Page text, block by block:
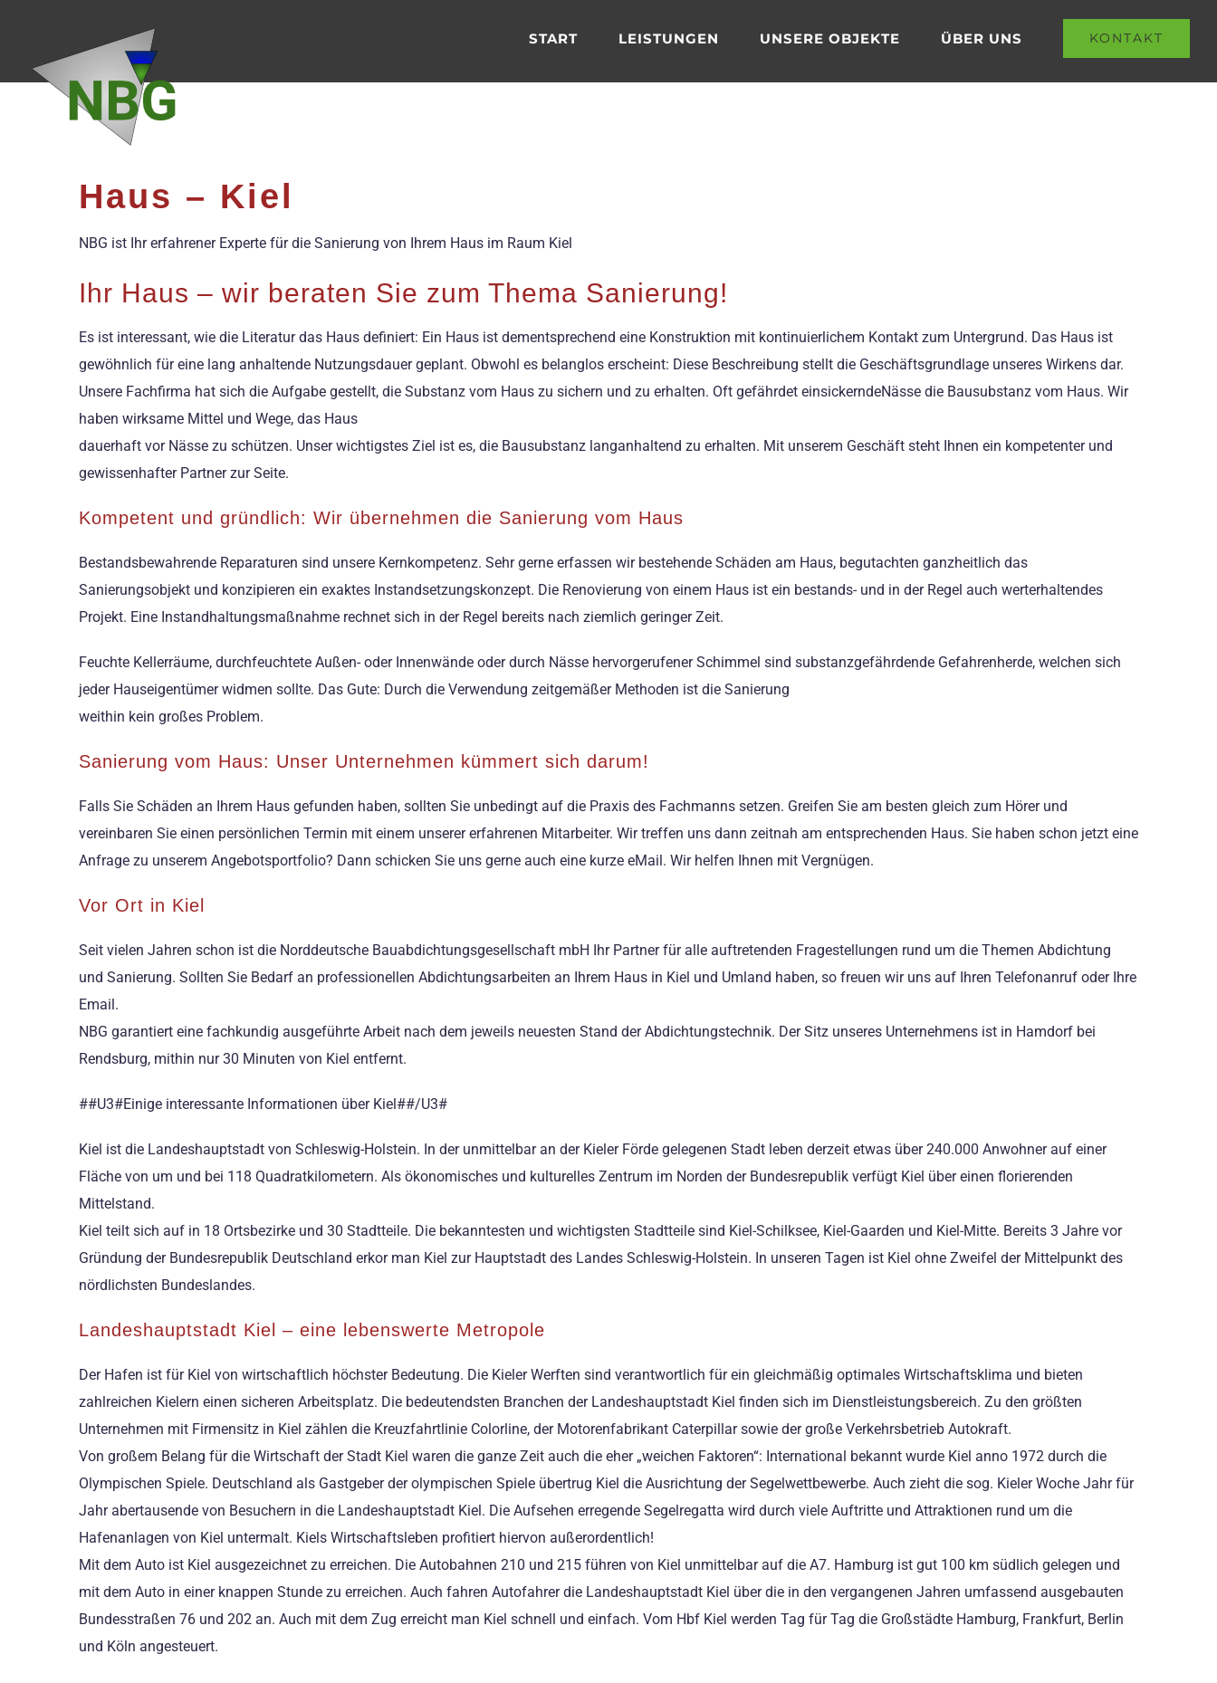
springen
START LEISTUNGEN UNSERE OBJEKTE ÜBER UNS KONTAKT
Haus – Kiel
NBG ist Ihr erfahrener Experte für die Sanierung von Ihrem Haus im Raum Kiel
Ihr Haus – wir beraten Sie zum Thema Sanierung!
Es ist interessant, wie die Literatur das Haus definiert: Ein Haus ist dementsprechend eine Konstruktion mit kontinuierlichem Kontakt zum Untergrund. Das Haus ist
gewöhnlich für eine lang anhaltende Nutzungsdauer geplant. Obwohl es belanglos erscheint: Diese Beschreibung stellt die Geschäftsgrundlage unseres Wirkens dar.
Unsere Fachfirma hat sich die Aufgabe gestellt, die Substanz vom Haus zu sichern und zu erhalten. Oft gefährdet einsickerndeNässe die Bausubstanz vom Haus. Wir
haben wirksame Mittel und Wege, das Haus
dauerhaft vor Nässe zu schützen. Unser wichtigstes Ziel ist es, die Bausubstanz langanhaltend zu erhalten. Mit unserem Geschäft steht Ihnen ein kompetenter und
gewissenhafter Partner zur Seite.
Kompetent und gründlich: Wir übernehmen die Sanierung vom Haus
Bestandsbewahrende Reparaturen sind unsere Kernkompetenz. Sehr gerne erfassen wir bestehende Schäden am Haus, begutachten ganzheitlich das
Sanierungsobjekt und konzipieren ein exaktes Instandsetzungskonzept. Die Renovierung von einem Haus ist ein bestands- und in der Regel auch werterhaltendes
Projekt. Eine Instandhaltungsmaßnahme rechnet sich in der Regel bereits nach ziemlich geringer Zeit.
Feuchte Kellerräume, durchfeuchtete Außen- oder Innenwände oder durch Nässe hervorgerufener Schimmel sind substanzgefährdende Gefahrenherde, welchen sich
jeder Hauseigentümer widmen sollte. Das Gute: Durch die Verwendung zeitgemäßer Methoden ist die Sanierung
weithin kein großes Problem.
Sanierung vom Haus: Unser Unternehmen kümmert sich darum!
Falls Sie Schäden an Ihrem Haus gefunden haben, sollten Sie unbedingt auf die Praxis des Fachmanns setzen. Greifen Sie am besten gleich zum Hörer und
vereinbaren Sie einen persönlichen Termin mit einem unserer erfahrenen Mitarbeiter. Wir treffen uns dann zeitnah am entsprechenden Haus. Sie haben schon jetzt eine
Anfrage zu unserem Angebotsportfolio? Dann schicken Sie uns gerne auch eine kurze eMail. Wir helfen Ihnen mit Vergnügen.
Vor Ort in Kiel
Seit vielen Jahren schon ist die Norddeutsche Bauabdichtungsgesellschaft mbH Ihr Partner für alle auftretenden Fragestellungen rund um die Themen Abdichtung
und Sanierung. Sollten Sie Bedarf an professionellen Abdichtungsarbeiten an Ihrem Haus in Kiel und Umland haben, so freuen wir uns auf Ihren Telefonanruf oder Ihre
Email.
NBG garantiert eine fachkundig ausgeführte Arbeit nach dem jeweils neuesten Stand der Abdichtungstechnik. Der Sitz unseres Unternehmens ist in Hamdorf bei
Rendsburg, mithin nur 30 Minuten von Kiel entfernt.
##U3#Einige interessante Informationen über Kiel##/U3#
Kiel ist die Landeshauptstadt von Schleswig-Holstein. In der unmittelbar an der Kieler Förde gelegenen Stadt leben derzeit etwas über 240.000 Anwohner auf einer
Fläche von um und bei 118 Quadratkilometern. Als ökonomisches und kulturelles Zentrum im Norden der Bundesrepublik verfügt Kiel über einen florierenden
Mittelstand.
Kiel teilt sich auf in 18 Ortsbezirke und 30 Stadtteile. Die bekanntesten und wichtigsten Stadtteile sind Kiel-Schilksee, Kiel-Gaarden und Kiel-Mitte. Bereits 3 Jahre vor
Gründung der Bundesrepublik Deutschland erkor man Kiel zur Hauptstadt des Landes Schleswig-Holstein. In unseren Tagen ist Kiel ohne Zweifel der Mittelpunkt des
nördlichsten Bundeslandes.
Landeshauptstadt Kiel – eine lebenswerte Metropole
Der Hafen ist für Kiel von wirtschaftlich höchster Bedeutung. Die Kieler Werften sind verantwortlich für ein gleichmäßig optimales Wirtschaftsklima und bieten
zahlreichen Kielern einen sicheren Arbeitsplatz. Die bedeutendsten Branchen der Landeshauptstadt Kiel finden sich im Dienstleistungsbereich. Zu den größten
Unternehmen mit Firmensitz in Kiel zählen die Kreuzfahrtlinie Colorline, der Motorenfabrikant Caterpillar sowie der große Verkehrsbetrieb Autokraft.
Von großem Belang für die Wirtschaft der Stadt Kiel waren die ganze Zeit auch die eher „weichen Faktoren“: International bekannt wurde Kiel anno 1972 durch die
Olympischen Spiele. Deutschland als Gastgeber der olympischen Spiele übertrug Kiel die Ausrichtung der Segelwettbewerbe. Auch zieht die sog. Kieler Woche Jahr für
Jahr abertausende von Besuchern in die Landeshauptstadt Kiel. Die Aufsehen erregende Segelregatta wird durch viele Auftritte und Attraktionen rund um die
Hafenanlagen von Kiel untermalt. Kiels Wirtschaftsleben profitiert hiervon außerordentlich!
Mit dem Auto ist Kiel ausgezeichnet zu erreichen. Die Autobahnen 210 und 215 führen von Kiel unmittelbar auf die A7. Hamburg ist gut 100 km südlich gelegen und
mit dem Auto in einer knappen Stunde zu erreichen. Auch fahren Autofahrer die Landeshauptstadt Kiel über die in den vergangenen Jahren umfassend ausgebauten
Bundesstraßen 76 und 202 an. Auch mit dem Zug erreicht man Kiel schnell und einfach. Vom Hbf Kiel werden Tag für Tag die Großstädte Hamburg, Frankfurt, Berlin
und Köln angesteuert.